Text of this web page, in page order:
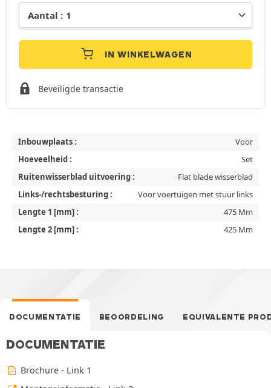
IN WINKELWAGEN
Beveiligde transactie
Inbouwplaats :
Voor
Hoeveelheid :
Set
Ruitenwisserblad uitvoering :
Flat blade wisserblad
Links-/rechtsbesturing :
Voor voertuigen met stuur links
Lengte 1 [mm] :
475 Mm
Lengte 2 [mm] :
425 Mm
DOCUMENTATIE BEOORDELING EQUIVALENTE
DOCUMENTATIE
Brochure - Link 1